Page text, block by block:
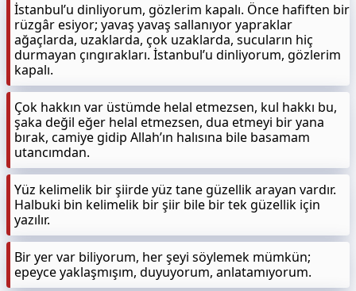
İstanbul’u dinliyorum, gözlerim kapalı. Önce hafiften bir
rüzgâr esiyor; yavaş yavaş sallanıyor yapraklar
ağaçlarda, uzaklarda, çok uzaklarda, sucuların hiç
durmayan çıngırakları. İstanbul’u dinliyorum, gözlerim
kapalı.
Çok hakkın var üstümde helal etmezsen, kul hakkı bu,
şaka değil eğer helal etmezsen, dua etmeyi bir yana
bırak, camiye gidip Allah’ın halısına bile basamam
utancımdan.
Yüz kelimelik bir şiirde yüz tane güzellik arayan vardır.
Halbuki bin kelimelik bir şiir bile bir tek güzellik için
yazılır.
Bir yer var biliyorum, her şeyi söylemek mümkün;
epeyce yaklaşmışım, duyuyorum, anlatamıyorum.